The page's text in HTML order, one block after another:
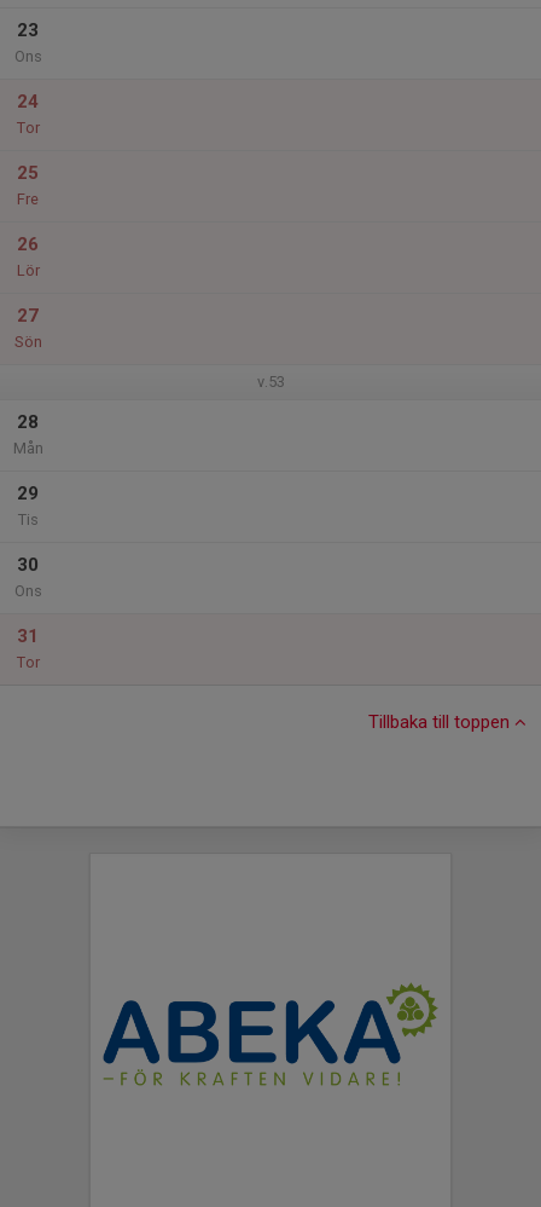
23
Ons
24
Tor
25
Fre
26
Lör
27
Sön
v.53
28
Mån
29
Tis
30
Ons
31
Tor
Tillbaka till toppen